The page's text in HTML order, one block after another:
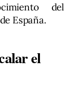
del
España.
el